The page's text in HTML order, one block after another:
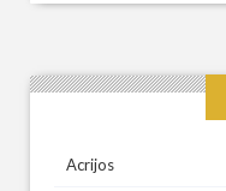
Acrijos